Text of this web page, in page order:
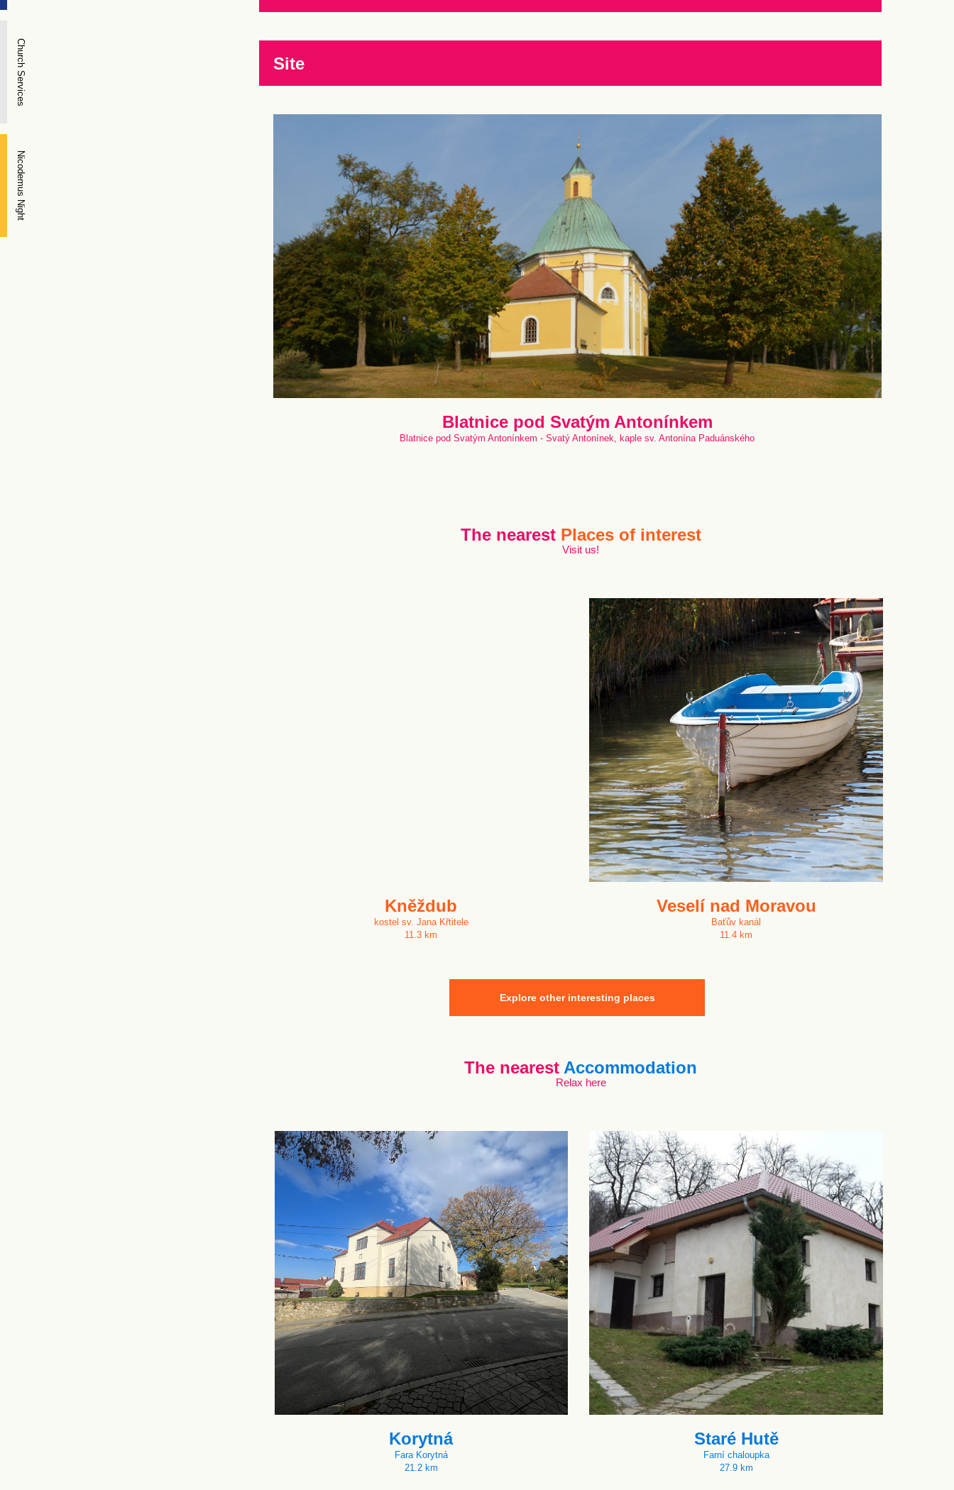
Site
Blatnice pod Svatým Antonínkem
Blatnice pod Svatým Antonínkem - Svatý Antonínek, kaple sv. Antonína Paduánského
The nearest Places of interest
Visit us!
Kněždub
kostel sv. Jana Křtitele
11.3 km
Veselí nad Moravou
Baťův kanál
11.4 km
Explore other interesting places
The nearest Accommodation
Relax here
Korytná
Fara Korytná
21.2 km
Staré Hutě
Farní chaloupka
27.9 km
Nicodemus Night
Church Services